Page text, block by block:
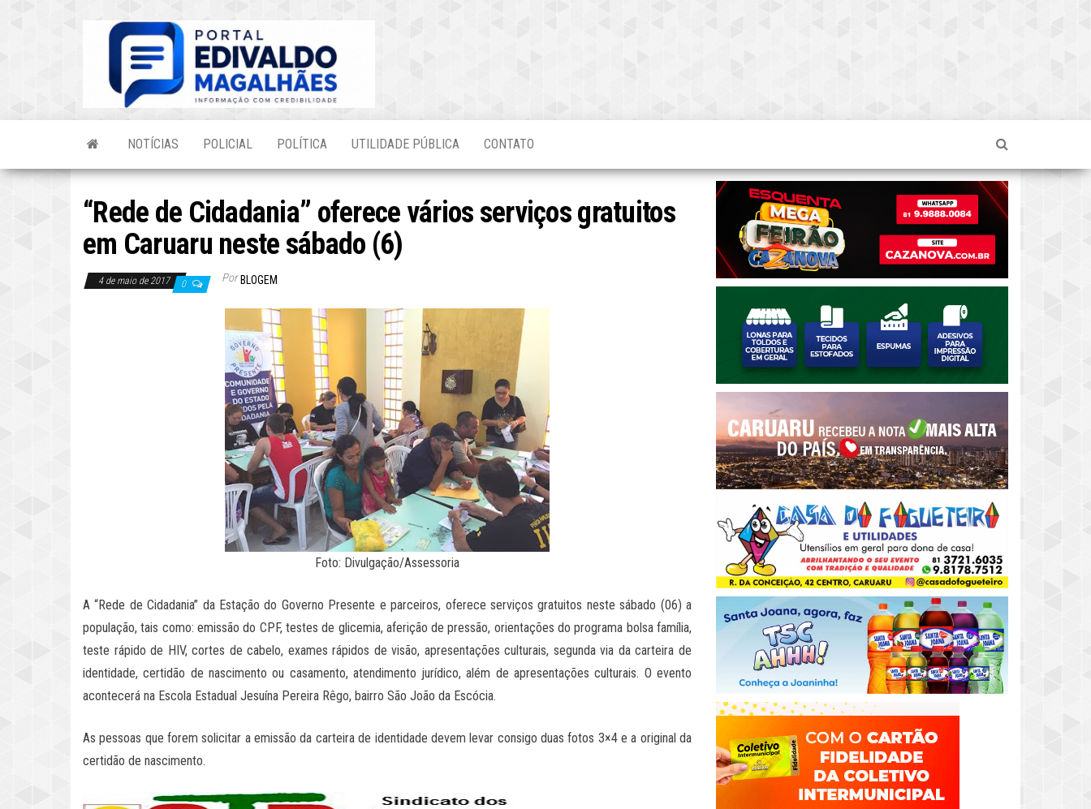
NOTÍCIAS POLICIAL POLÍTICA UTILIDADE PÚBLICA CONTATO
“Rede de Cidadania” oferece vários serviços gratuitos
em Caruaru neste sábado (6)
4 de maio de 2017 0 Por BLOGEM
Foto: Divulgação/Assessoria
A “Rede de Cidadania” da Estação do Governo Presente e parceiros, oferece serviços gratuitos neste sábado (06) a
população, tais como: emissão do CPF, testes de glicemia, aferição de pressão, orientações do programa bolsa família,
teste rápido de HIV, cortes de cabelo, exames rápidos de visão, apresentações culturais, segunda via da carteira de
identidade, certidão de nascimento ou casamento, atendimento jurídico, além de apresentações culturais. O evento
acontecerá na Escola Estadual Jesuína Pereira Rêgo, bairro São João da Escócia.
As pessoas que forem solicitar a emissão da carteira de identidade devem levar consigo duas fotos 3×4 e a original da
certidão de nascimento.